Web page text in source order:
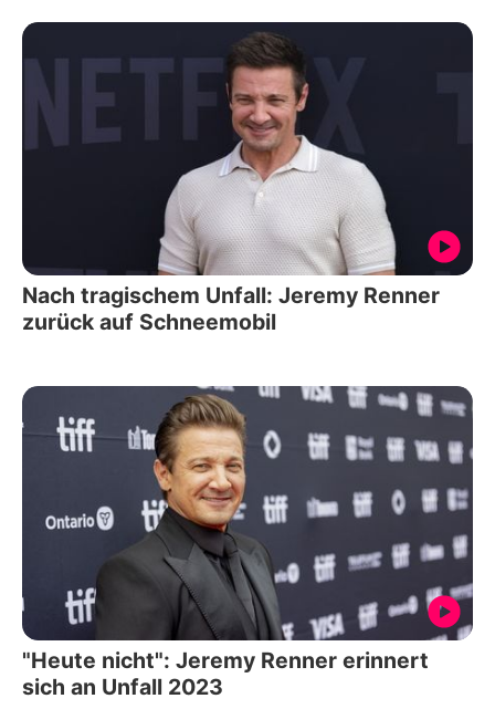
Nach tragischem Unfall: Jeremy Renner
zurück auf Schneemobil
"Heute nicht": Jeremy Renner erinnert
sich an Unfall 2023